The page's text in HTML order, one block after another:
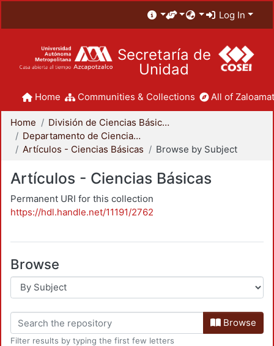
Log In
Secretaría de
Unidad
Home Communities & Collections All of
Home
División de Ciencias Básicas e Ingeniería
Departamento de Ciencias Básicas
Artículos - Ciencias Básicas
Browse by Subject
Artículos - Ciencias Básicas
Permanent URI for this collection
https://hdl.handle.net/11191/2762
Browse
Browse
Filter results by typing the first few letters